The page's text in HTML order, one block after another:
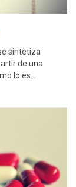
sintetiza
de una
lo es…